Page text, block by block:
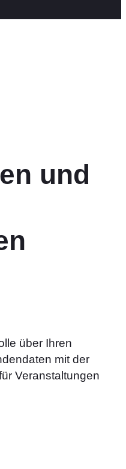
und
über Ihren
mit der
Veranstaltungen